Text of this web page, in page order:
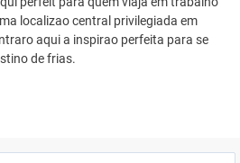
localizao central privilegiada em
aqui a inspirao perfeita para se
de frias.